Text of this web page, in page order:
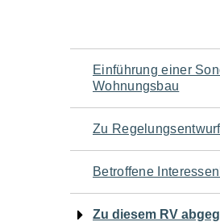
Navigation
für
den
Einführung einer
Wohnungsbau
Zu Regelungsentwurf
Betroffene
Zu diesem RV